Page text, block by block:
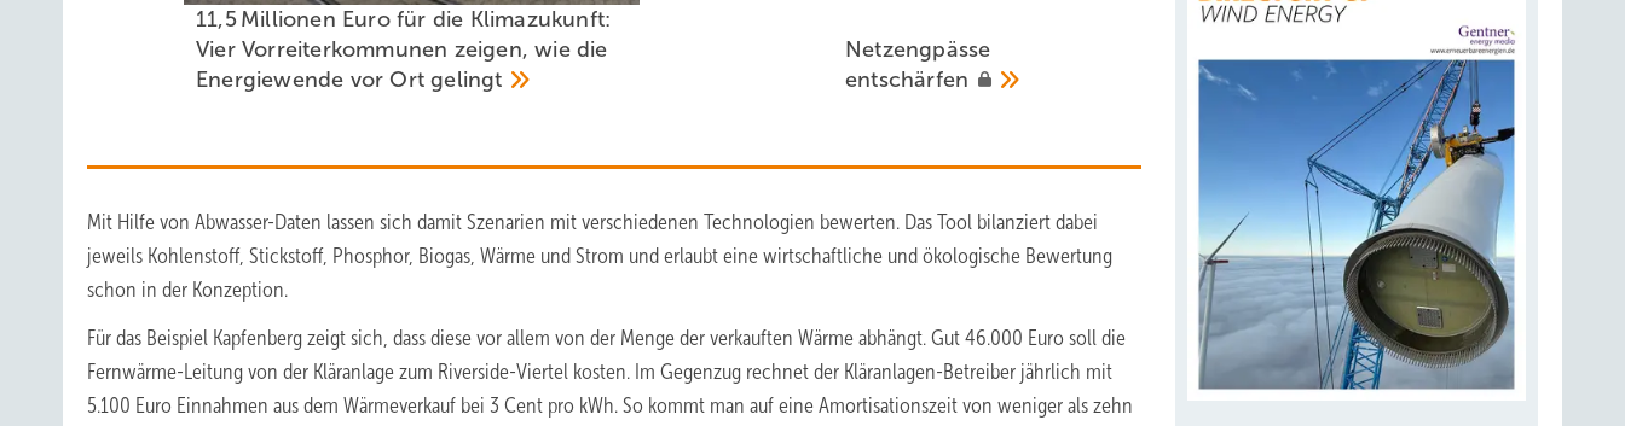
11,5 Millionen Euro für die Klimazukunft:
Vier Vorreiterkommunen zeigen, wie die
Energiewende vor Ortgelingt
Netzengpässe
entschärfen
Mit Hilfe von Abwasser-Daten lassen sich damit Szenarien mit verschiedenen Technologien bewerten. Das Tool bilanziert dabei
jeweils Kohlenstoff, Stickstoff, Phosphor, Biogas, Wärme und Strom und erlaubt eine wirtschaftliche und ökologische Bewertung
schon in der Konzeption.
Für das Beispiel Kapfenberg zeigt sich, dass diese vor allem von der Menge der verkauften Wärme abhängt. Gut 46.000 Euro soll die
Fernwärme-Leitung von der Kläranlage zum Riverside-Viertel kosten. Im Gegenzug rechnet der Kläranlagen-Betreiber jährlich mit
5.100 Euro Einnahmen aus dem Wärmeverkauf bei 3 Cent pro kWh. So kommt man auf eine Amortisationszeit von weniger als zehn